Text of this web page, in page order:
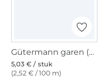
Gütermann garen (310)
5,03 € / stuk
(2,52 € / 100 m)